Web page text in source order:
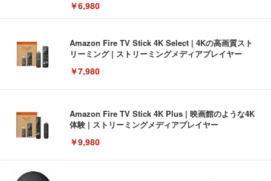
￥6,980
Amazon Fire TV Stick 4K Select | 4Kの高画質スト
リーミング | ストリーミングメディアプレイヤー
￥7,980
Amazon Fire TV Stick 4K Plus | 映画館のような4K
体験 | ストリーミングメディアプレイヤー
￥9,980